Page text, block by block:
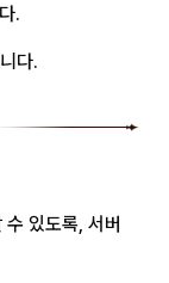
.
다.
있도록, 서버